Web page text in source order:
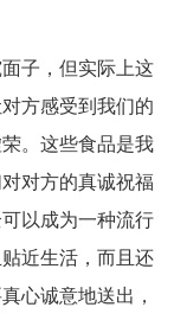
子，但实际上这
方感受到我们的
。这些食品是我
对方的真诚祝福
以成为一种流行
近生活，而且还
心诚意地送出，